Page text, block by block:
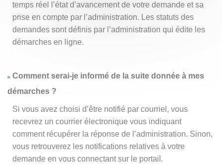
temps réel l’état d’avancement de votre demande et sa
prise en compte par l’administration. Les statuts des
demandes sont définis par l’administration qui édite les
démarches en ligne.
Comment serai-je informé de la suite donnée à mes
démarches ?
Si vous avez choisi d’être notifié par courriel, vous
recevrez un courrier électronique vous indiquant
comment récupérer la réponse de l’administration. Sinon,
vous retrouverez les notifications relatives à votre
demande en vous connectant sur le portail.